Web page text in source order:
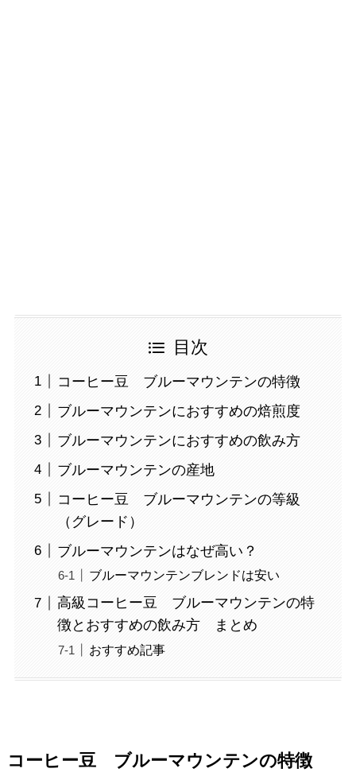
目次
コーヒー豆 ブルーマウンテンの特徴
ブルーマウンテンにおすすめの焙煎度
ブルーマウンテンにおすすめの飲み方
ブルーマウンテンの産地
コーヒー豆 ブルーマウンテンの等級
（グレード）
ブルーマウンテンはなぜ高い？
ブルーマウンテンブレンドは安い
高級コーヒー豆 ブルーマウンテンの特
徴とおすすめの飲み方 まとめ
おすすめ記事
コーヒー豆 ブルーマウンテンの特徴